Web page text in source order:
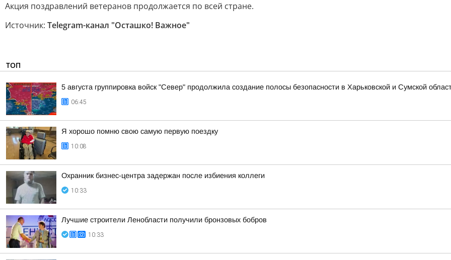
Акция поздравлений ветеранов продолжается по всей стране.
Источник: Telegram-канал "Осташко! Важное"
ТОП
5 августа группировка войск "Север" продолжила создание полосы безопасности в Харьковской и Сумской
06:45
Я хорошо помню свою самую первую поездку
10:08
Охранник бизнес-центра задержан после избиения коллеги
10:33
Лучшие строители Ленобласти получили бронзовых бобров
10:33